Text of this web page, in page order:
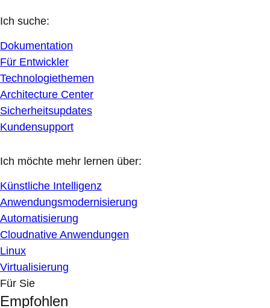
Ich suche:
Dokumentation
Für Entwickler
Technologiethemen
Architecture Center
Sicherheitsupdates
Kundensupport
Ich möchte mehr lernen über:
Künstliche Intelligenz
Anwendungsmodernisierung
Automatisierung
Cloudnative Anwendungen
Linux
Virtualisierung
Für Sie
Empfohlen